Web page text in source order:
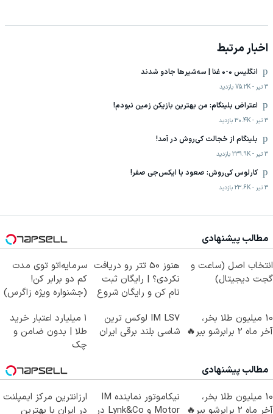
اخبار مرتبط
انگلیس ۰-۰ غنا | سه‌شیرها جادو شدند
3 تیر -
75.2K بازدید
اعتراض بلینگام: من بهترین بازیکن زمین نبودم!
3 تیر -
30.4K بازدید
بلینگام از خجالت کی‌روش در آمد!
3 تیر -
239.9K بازدید
کارلوس کی‌روش: صعود با ایکس‌جی صفر!
3 تیر -
23.6K بازدید
مطالب پیشنهادی
انتخاب اصل (ساعت و
گجت دیجیتال)
هنوز 50 تتر رو دریافت
نکردی؟ | رایگان ثبت
نام کن و رایگان شروع
سرمایه‌اتو توی مدت
کم دو برابر کن!
(جشنواره ویژه زاگرس)
10 میلیون طلا بخر،
آخر ماه 2 برابرشو ببر🔥
IM LS7 لوکس ترین
شاسی بلند برقی ایران
۱ میلیارد اعتبار خرید
طلا | بدون ضامن و
چک
مطالب پیشنهادی
10 میلیون طلا بخر،
آخر ماه 2 برابرشو ببر🔥
نیکاموتور نماینده IM
Motor و Lynk&Co در
ارزانترین مرکز ایمپلنت
در ایران با بهترین